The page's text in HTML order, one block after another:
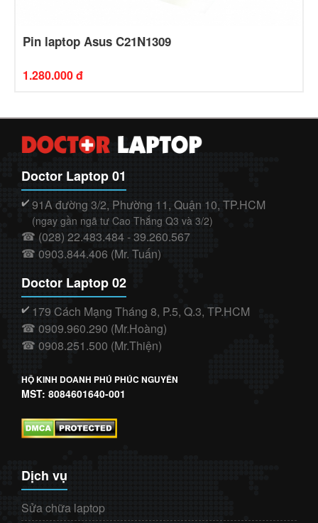
Pin laptop Asus C21N1309
1.280.000 đ
Doctor Laptop 01
✔️ 91A đường 3/2, Phường 11, Quận 10, TP.HCM
(ngay gần ngã tư Cao Thắng Q3 và 3/2)
☎ (028) 22.483.484 - 39.260.567
☎ 0903.844.406 (Mr. Tuấn)
Doctor Laptop 02
✔️ 179 Cách Mạng Tháng 8, P.5, Q.3, TP.HCM
☎ 0909.960.290 (Mr.Hoàng)
☎ 0908.251.500 (Mr.Thiện)
HỘ KINH DOANH PHÚ PHÚC NGUYÊN
MST: 8084601640-001
Dịch vụ
Sửa chữa laptop